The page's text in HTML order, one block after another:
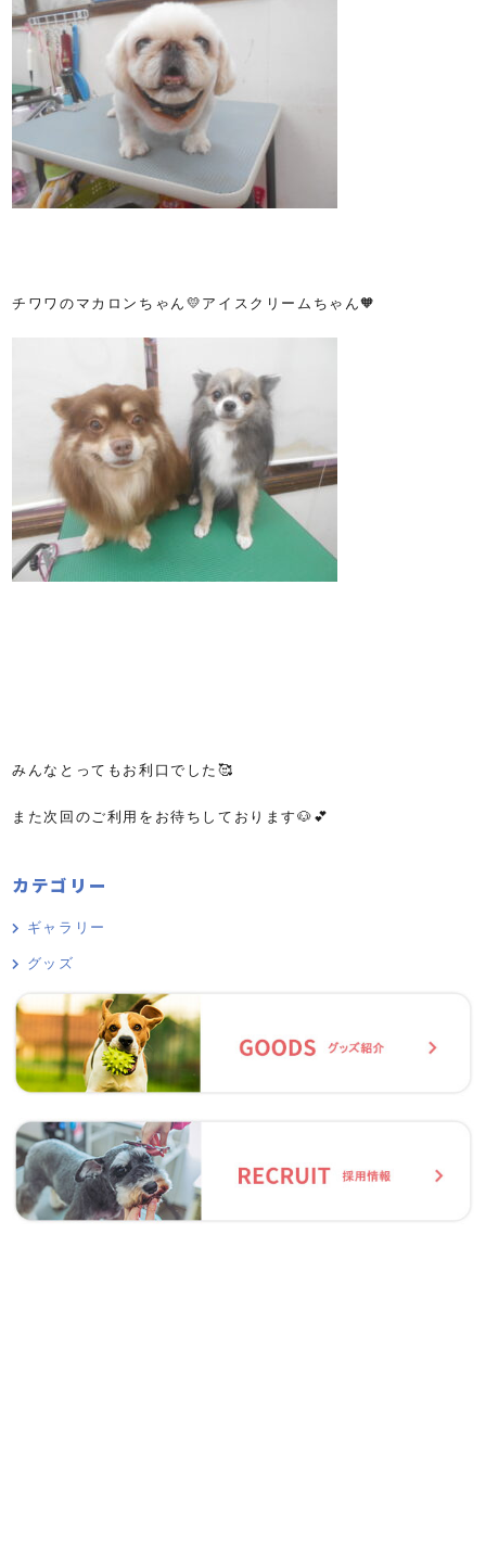
チワワのマカロンちゃん💛アイスクリームちゃん🧡
みんなとってもお利口でした🥰
また次回のご利用をお待ちしております🐶💕
カテゴリー
ギャラリー
グッズ